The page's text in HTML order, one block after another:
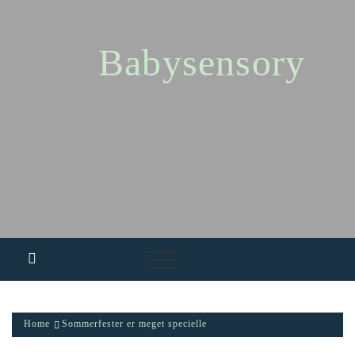
Babysensory
Home Sommerfester er meget specielle